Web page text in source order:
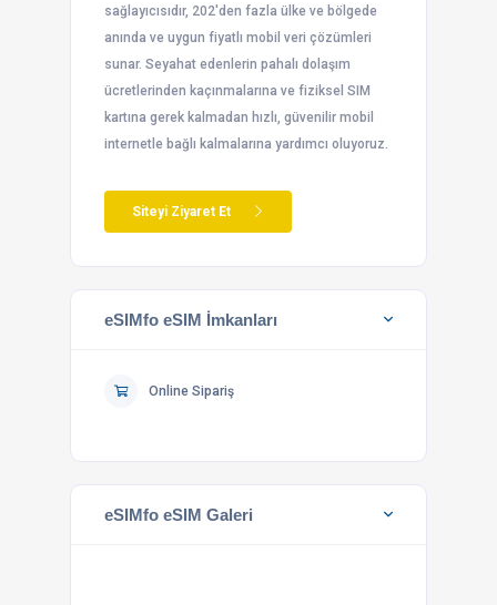
sağlayıcısıdır, 202'den fazla ülke ve bölgede
anında ve uygun fiyatlı mobil veri çözümleri
sunar. Seyahat edenlerin pahalı dolaşım
ücretlerinden kaçınmalarına ve fiziksel SIM
kartına gerek kalmadan hızlı, güvenilir mobil
internetle bağlı kalmalarına yardımcı oluyoruz.
Siteyi Ziyaret Et
eSIMfo eSIM İmkanları
Online Sipariş
eSIMfo eSIM Galeri